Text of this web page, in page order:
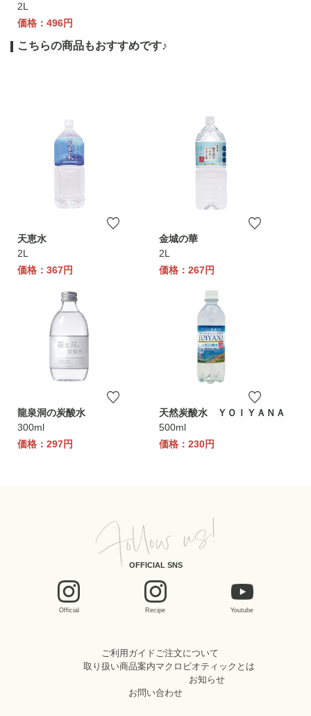
2L
価格：496円
こちらの商品もおすすめです♪
天恵水
2L
価格：367円
金城の華
2L
価格：267円
龍泉洞の炭酸水
300ml
価格：297円
天然炭酸水 ＹＯＩＹＡＮＡ
500ml
価格：230円
OFFICIAL SNS
Official Recipe Youtube
ご利用ガイドご注文について
取り扱い商品案内マクロビオティックとは
お知らせ
お問い合わせ